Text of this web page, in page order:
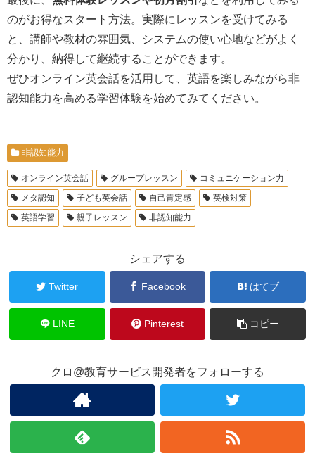
のがお得なスタート方法。実際にレッスンを受けてみる
と、講師や教材の雰囲気、システムの使い心地などがよく
分かり、納得して継続することができます。
ぜひオンライン英会話を活用して、英語を楽しみながら非
認知能力を高める学習体験を始めてみてください。
非認知能力
オンライン英会話 グループレッスン
コミュニケーション力
メタ認知
子ども英会話 自己肯定感
英検対策
英語学習
親子レッスン 非認知能力
シェアする
Twitter Facebook はてブ
LINE Pinterest コピー
クロ@教育サービス開発者をフォローする